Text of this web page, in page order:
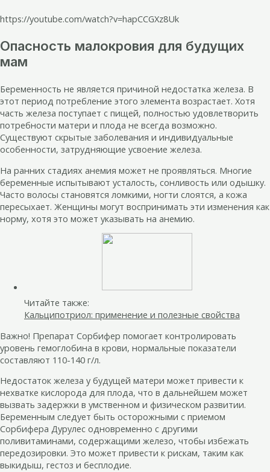
https://youtube.com/watch?v=hapCCGXz8Uk
Опасность малокровия для будущих
мам
Беременность не является причиной недостатка железа. В
этот период потребление этого элемента возрастает. Хотя
часть железа поступает с пищей, полностью удовлетворить
потребности матери и плода не всегда возможно.
Существуют скрытые заболевания и индивидуальные
особенности, затрудняющие усвоение железа.
На ранних стадиях анемия может не проявляться. Многие
беременные испытывают усталость, сонливость или одышку.
Часто волосы становятся ломкими, ногти слоятся, а кожа
пересыхает. Женщины могут воспринимать эти изменения как
норму, хотя это может указывать на анемию.
Читайте также:
Кальципотриол: применение и полезные свойства
Важно! Препарат Сорбифер помогает контролировать
уровень гемоглобина в крови, нормальные показатели
составляют 110-140 г/л.
Недостаток железа у будущей матери может привести к
нехватке кислорода для плода, что в дальнейшем может
вызвать задержки в умственном и физическом развитии.
Беременным следует быть осторожными с приемом
Сорбифера Дурулес одновременно с другими
поливитаминами, содержащими железо, чтобы избежать
передозировки. Это может привести к рискам, таким как
выкидыш, гестоз и бесплодие.